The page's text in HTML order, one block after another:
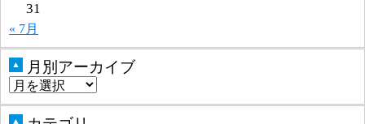
31
« 7月
▲ 月別アーカイブ
▲